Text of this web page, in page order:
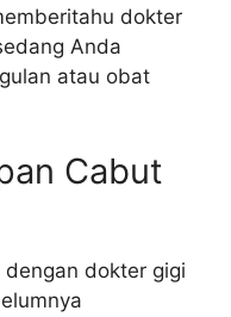
dokter
Anda
atau obat
Cabut
dokter gigi